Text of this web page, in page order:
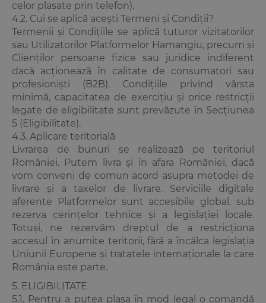
celor plasate prin telefon).
4.2. Cui se aplică acești Termeni și Condiții?
Termenii și Condițiile se aplică tuturor vizitatorilor
sau Utilizatorilor Platformelor Hamangiu, precum și
Clienților persoane fizice sau juridice indiferent
dacă acționează în calitate de consumatori sau
profesioniști (B2B). Condițiile privind vârsta
minimă, capacitatea de exercițiu și orice restricții
legate de eligibilitate sunt prevăzute în Secțiunea
5 (Eligibilitate).
4.3. Aplicare teritorială
Livrarea de bunuri se realizează pe teritoriul
României. Putem livra și în afara României, dacă
vom conveni de comun acord asupra metodei de
livrare și a taxelor de livrare. Serviciile digitale
aferente Platformelor sunt accesibile global, sub
rezerva cerințelor tehnice și a legislației locale.
Totuși, ne rezervăm dreptul de a restricționa
accesul în anumite teritorii, fără a încălca legislația
Uniunii Europene și tratatele internaționale la care
România este parte.
5. ELIGIBILITATE
5.1. Pentru a putea plasa în mod legal o comandă